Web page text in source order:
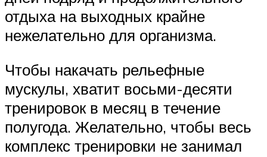
отдыха на выходных крайне
нежелательно для организма.
Чтобы накачать рельефные
мускулы, хватит восьми-десяти
тренировок в месяц в течение
полугода. Желательно, чтобы весь
комплекс тренировки не занимал